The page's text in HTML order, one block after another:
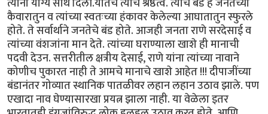
कैवारातुन व त्यांच्या स्वतःच्या हंकावर केलेल्या आघातातुन स्फुरले
होते. ते सर्वार्थाने जनतेचे बंड होते. आजही जनता राणे सरदेसाई व
त्यांच्या वंशजांना मान देते. त्यांच्या घराण्याला खाशे ही मानाची
पदवी देउन. सत्तरीतील क्षत्रीय देसाई, राणे यांना त्यांच्या नावाने
कोणीच पुकारत नाही ते आमचे मानाचे खाशे आहेत !!! दीपाजींच्या
बंडानंतर गोव्यात स्थानिक पातळीवर लहान लहान उठाव झाले. पण
एखादा नाव घेण्यासारखा प्रयत्न झाला नाही. या वेळेला इतर